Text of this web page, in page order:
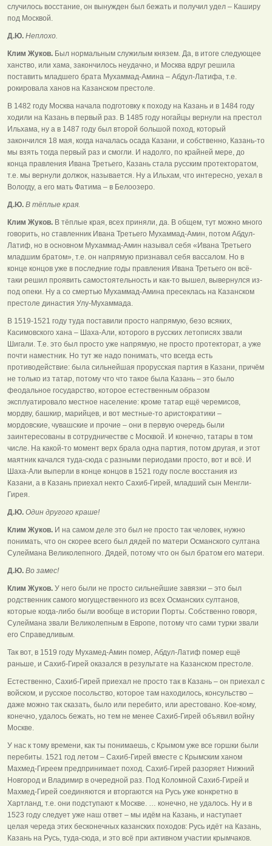
случилось восстание, он вынужден был бежать и получил удел – Каширу
под Москвой.
Д.Ю. Неплохо.
Клим Жуков. Был нормальным служилым князем. Да, в итоге следующее
ханство, или хама, закончилось неудачно, и Москва вдруг решила
поставить младшего брата Мухаммад-Амина – Абдул-Латифа, т.е.
рокировала ханов на Казанском престоле.
В 1482 году Москва начала подготовку к походу на Казань и в 1484 году
ходили на Казань в первый раз. В 1485 году ногайцы вернули на престол
Ильхама, ну а в 1487 году был второй большой поход, который
закончился 18 мая, когда началась осада Казани, и собственно, Казань-то
мы взять тогда первый раз и смогли. И надолго, по крайней мере, до
конца правления Ивана Третьего, Казань стала русским протекторатом,
т.е. мы вернули должок, называется. Ну а Ильхам, что интересно, уехал в
Вологду, а его мать Фатима – в Белоозеро.
Д.Ю. В тёплые края.
Клим Жуков. В тёплые края, всех приняли, да. В общем, тут можно много
говорить, но ставленник Ивана Третьего Мухаммад-Амин, потом Абдул-
Латиф, но в основном Мухаммад-Амин называл себя «Ивана Третьего
младшим братом», т.е. он напрямую признавал себя вассалом. Но в
конце концов уже в последние годы правления Ивана Третьего он всё-
таки решил проявить самостоятельность и как-то вышел, вывернулся из-
под опеки. Ну а со смертью Мухаммад-Амина пресеклась на Казанском
престоле династия Улу-Мухаммада.
В 1519-1521 году туда поставили просто напрямую, безо всяких,
Касимовского хана – Шаха-Али, которого в русских летописях звали
Шигали. Т.е. это был просто уже напрямую, не просто протекторат, а уже
почти наместник. Но тут же надо понимать, что всегда есть
противодействие: была сильнейшая прорусская партия в Казани, причём
не только из татар, потому что что такое была Казань – это было
феодальное государство, которое естественным образом
эксплуатировало местное население: кроме татар ещё черемисов,
мордву, башкир, марийцев, и вот местные-то аристократики –
мордовские, чувашские и прочие – они в первую очередь были
заинтересованы в сотрудничестве с Москвой. И конечно, татары в том
числе. На какой-то момент верх брала одна партия, потом другая, и этот
маятник качался туда-сюда с разными периодами просто, вот и всё. И
Шаха-Али выперли в конце концов в 1521 году после восстания из
Казани, а в Казань приехал некто Сахиб-Гирей, младший сын Менгли-
Гирея.
Д.Ю. Один другого краше!
Клим Жуков. И на самом деле это был не просто так человек, нужно
понимать, что он скорее всего был дядей по матери Османского султана
Сулеймана Великолепного. Дядей, потому что он был братом его матери.
Д.Ю. Во замес!
Клим Жуков. У него были не просто сильнейшие завязки – это был
родственник самого могущественного из всех Османских султанов,
которые когда-либо были вообще в истории Порты. Собственно говоря,
Сулеймана звали Великолепным в Европе, потому что сами турки звали
его Справедливым.
Так вот, в 1519 году Мухамед-Амин помер, Абдул-Латиф помер ещё
раньше, и Сахиб-Гирей оказался в результате на Казанском престоле.
Естественно, Сахиб-Гирей приехал не просто так в Казань – он приехал с
войском, и русское посольство, которое там находилось, консульство –
даже можно так сказать, было или перебито, или арестовано. Кое-кому,
конечно, удалось бежать, но тем не менее Сахиб-Гирей объявил войну
Москве.
У нас к тому времени, как ты понимаешь, с Крымом уже все горшки были
перебиты. 1521 год летом – Сахиб-Гирей вместе с Крымским ханом
Махмед-Гиреем предпринимает поход. Сахиб-Гирей разоряет Нижний
Новгород и Владимир в очередной раз. Под Коломной Сахиб-Гирей и
Махмед-Гирей соединяются и вторгаются на Русь уже конкретно в
Хартланд, т.е. они подступают к Москве. … конечно, не удалось. Ну и в
1523 году следует уже наш ответ – мы идём на Казань, и наступает
целая череда этих бесконечных казанских походов: Русь идёт на Казань,
Казань на Русь, туда-сюда, и это всё при активном участии крымчаков.